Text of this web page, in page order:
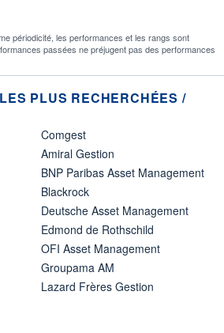
périodicité, les performances et les rangs sont
passées ne préjugent pas des performances
PLUS RECHERCHÉES /
Comgest
Amiral Gestion
BNP Paribas Asset Management
Blackrock
Deutsche Asset Management
Edmond de Rothschild
OFI Asset Management
Groupama AM
Lazard Frères Gestion